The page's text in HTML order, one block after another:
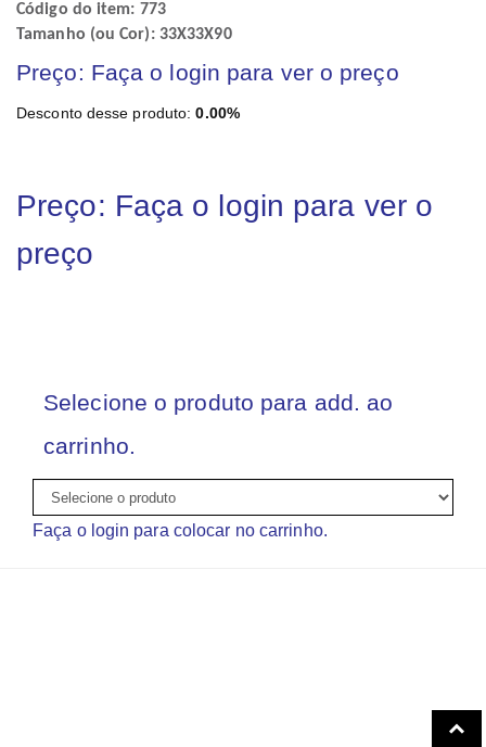
Código do item: 773
Tamanho (ou Cor): 33X33X90
Preço: Faça o login para ver o preço
Desconto desse produto:0.00%
Preço: Faça o login para ver o
preço
Selecione o produto para add. ao
carrinho.
Faça o login para colocar no carrinho.